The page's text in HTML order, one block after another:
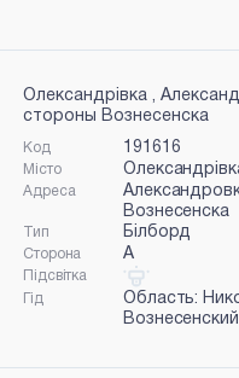
Олександрівка ,
стороны Вознесенска
Код 191616
Місто
Адреса
Вознесенска
Тип Білборд
Сторона A
Підсвітка
Гід
Область:
Вознесенский